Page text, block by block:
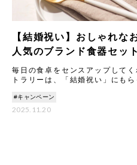
【結婚祝い】おしゃれな
人気のブランド食器セッ
毎日の食卓をセンスアップして
トラリーは、「結婚祝い」にも
嬉しいテ
#キャンペーン
2025.11.20